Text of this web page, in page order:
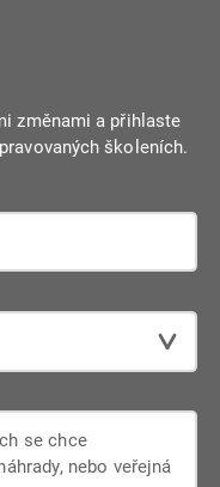
vyrovnávacím období.
i odpovědnost.
změnami a přihlaste
školeních.